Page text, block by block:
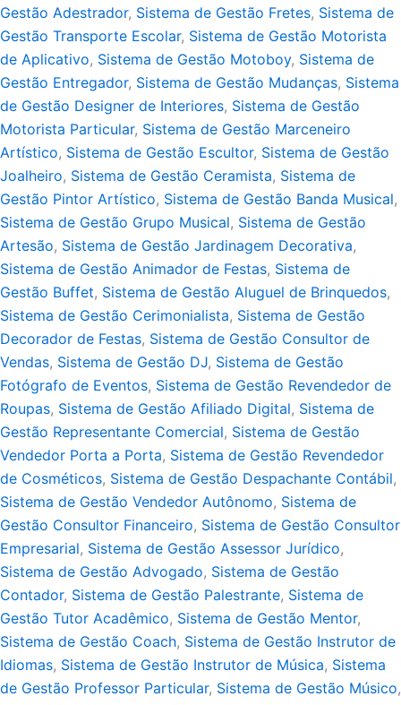
Gestão Adestrador, Sistema de Gestão Fretes, Sistema de
Gestão Transporte Escolar, Sistema de Gestão Motorista
de Aplicativo, Sistema de Gestão Motoboy, Sistema de
Gestão Entregador, Sistema de Gestão Mudanças, Sistema
de Gestão Designer de Interiores, Sistema de Gestão
Motorista Particular, Sistema de Gestão Marceneiro
Artístico, Sistema de Gestão Escultor, Sistema de Gestão
Joalheiro, Sistema de Gestão Ceramista, Sistema de
Gestão Pintor Artístico, Sistema de Gestão Banda Musical,
Sistema de Gestão Grupo Musical, Sistema de Gestão
Artesão, Sistema de Gestão Jardinagem Decorativa,
Sistema de Gestão Animador de Festas, Sistema de
Gestão Buffet, Sistema de Gestão Aluguel de Brinquedos,
Sistema de Gestão Cerimonialista, Sistema de Gestão
Decorador de Festas, Sistema de Gestão Consultor de
Vendas, Sistema de Gestão DJ, Sistema de Gestão
Fotógrafo de Eventos, Sistema de Gestão Revendedor de
Roupas, Sistema de Gestão Afiliado Digital, Sistema de
Gestão Representante Comercial, Sistema de Gestão
Vendedor Porta a Porta, Sistema de Gestão Revendedor
de Cosméticos, Sistema de Gestão Despachante Contábil,
Sistema de Gestão Vendedor Autônomo, Sistema de
Gestão Consultor Financeiro, Sistema de Gestão Consultor
Empresarial, Sistema de Gestão Assessor Jurídico,
Sistema de Gestão Advogado, Sistema de Gestão
Contador, Sistema de Gestão Palestrante, Sistema de
Gestão Tutor Acadêmico, Sistema de Gestão Mentor,
Sistema de Gestão Coach, Sistema de Gestão Instrutor de
Idiomas, Sistema de Gestão Instrutor de Música, Sistema
de Gestão Professor Particular, Sistema de Gestão Músico,